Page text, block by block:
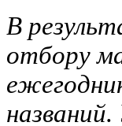
В
отбору